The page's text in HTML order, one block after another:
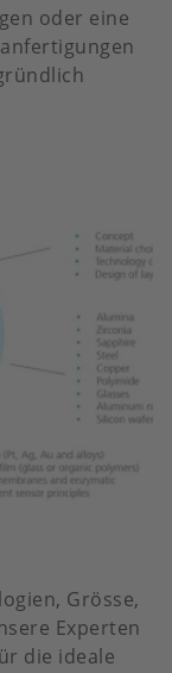
oder eine
Grösse,
Experten
die ideale